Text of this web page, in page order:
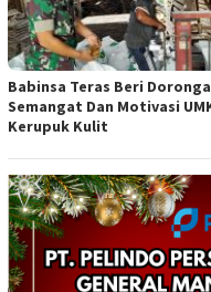
Babinsa Teras Beri
Semangat Dan Motivasi
Kerupuk Kulit